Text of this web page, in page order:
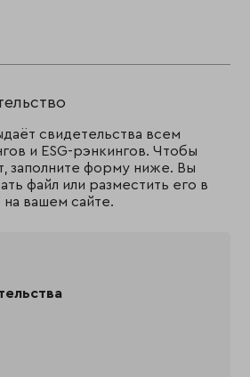
свидетельства всем
и ESG-рэнкингов. Чтобы
заполните форму ниже. Вы
файл или разместить его в
вашем сайте.